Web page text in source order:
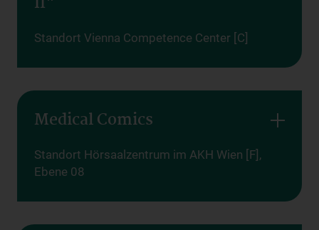
Standort Vienna Competence Center [C]
Medical Comics
Standort Hörsaalzentrum im AKH Wien [F],
Ebene 08